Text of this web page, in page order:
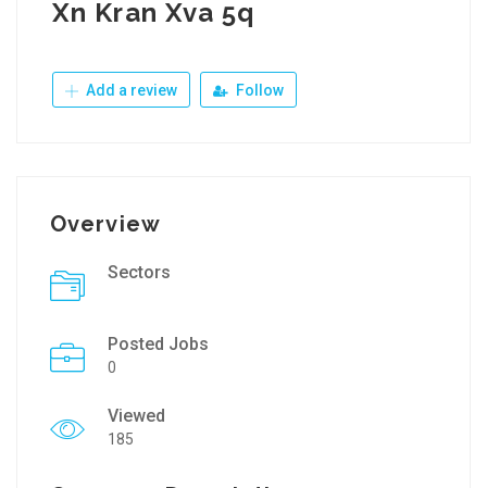
Xn Kran Xva 5q
Add a review Follow
Overview
Sectors
Posted Jobs
0
Viewed
185